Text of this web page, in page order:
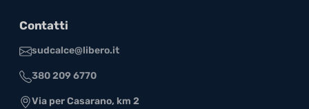
Contatti
sudcalce@libero.it
380 209 6770
Via per Casarano, km 2